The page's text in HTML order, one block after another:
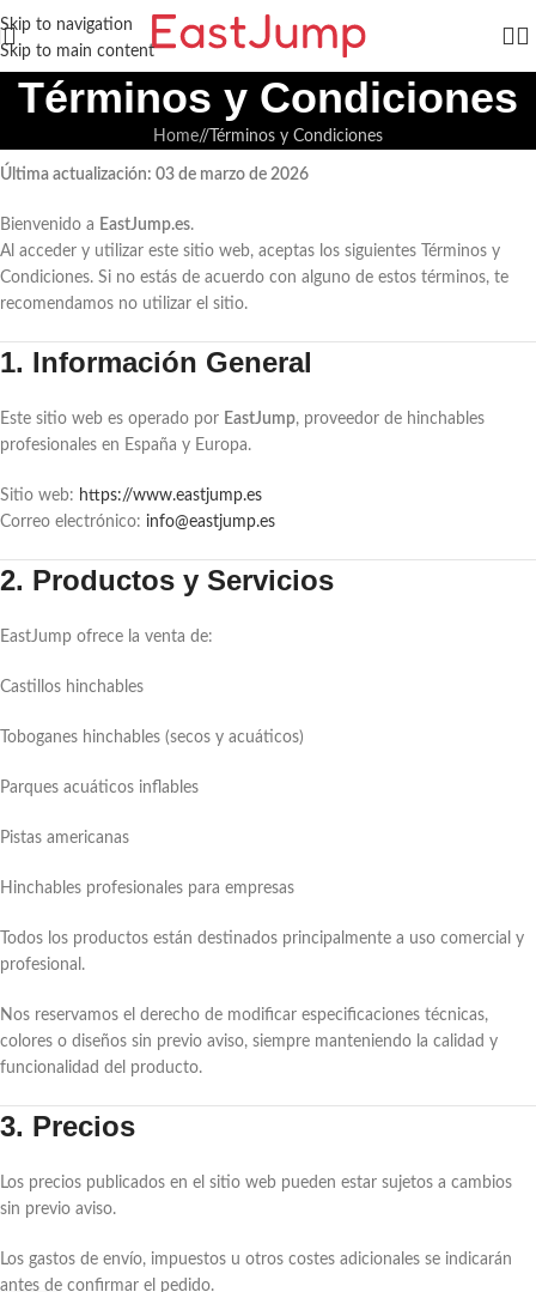
Skip to navigation
Skip to main content
Términos y Condiciones
Home/ Términos y Condiciones
Última actualización: 03 de marzo de 2026
Bienvenido a EastJump.es.
Al acceder y utilizar este sitio web, aceptas los siguientes Términos y
Condiciones. Si no estás de acuerdo con alguno de estos términos, te
recomendamos no utilizar el sitio.
1. Información General
Este sitio web es operado por EastJump, proveedor de hinchables
profesionales en España y Europa.
Sitio web: https://www.eastjump.es
Correo electrónico: info@eastjump.es
2. Productos y Servicios
EastJump ofrece la venta de:
Castillos hinchables
Toboganes hinchables (secos y acuáticos)
Parques acuáticos inflables
Pistas americanas
Hinchables profesionales para empresas
Todos los productos están destinados principalmente a uso comercial y
profesional.
Nos reservamos el derecho de modificar especificaciones técnicas,
colores o diseños sin previo aviso, siempre manteniendo la calidad y
funcionalidad del producto.
3. Precios
Los precios publicados en el sitio web pueden estar sujetos a cambios
sin previo aviso.
Los gastos de envío, impuestos u otros costes adicionales se indicarán
antes de confirmar el pedido.